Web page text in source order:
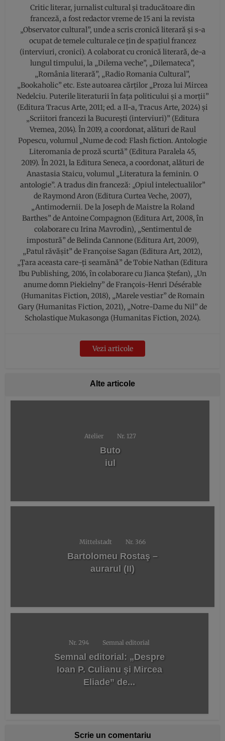
Critic literar, jurnalist cultural și traducătoare din
franceză, a fost redactor vreme de 15 ani la revista
„Observator cultural”, unde a scris cronică literară și s-a
ocupat de temele culturale ce țin de spațiul francez
(interviuri, cronici). A colaborat cu cronică literară, de-a
lungul timpului, la „Dilema veche”, „Dilemateca”,
„România literară”, „Radio Romania Cultural”,
„Bookaholic” etc. Este autoarea cărților „Proza lui Mircea
Nedelciu. Puterile literaturii în fața politicului și a morții”
(Editura Tracus Arte, 2011; ed. a II-a, Tracus Arte, 2024) şi
„Scriitori francezi la Bucureşti (interviuri)” (Editura
Vremea, 2014). În 2019, a coordonat, alături de Raul
Popescu, volumul „Nume de cod: Flash fiction. Antologie
Literomania de proză scurtă” (Editura Paralela 45,
2019). În 2021, la Editura Seneca, a coordonat, alături de
Anastasia Staicu, volumul „Literatura la feminin. O
antologie”. A tradus din franceză: „Opiul intelectualilor”
de Raymond Aron (Editura Curtea Veche, 2007),
„Antimodernii. De la Joseph de Maistre la Roland
Barthes” de Antoine Compagnon (Editura Art, 2008, în
colaborare cu Irina Mavrodin), „Sentimentul de
impostură” de Belinda Cannone (Editura Art, 2009),
„Patul răvăşit” de Françoise Sagan (Editura Art, 2012),
„Ţara aceasta care-ţi seamănă” de Tobie Nathan (Editura
Ibu Publishing, 2016, în colaborare cu Jianca Ştefan), „Un
anume domn Piekielny” de François-Henri Désérable
(Humanitas Fiction, 2018), „Marele vestiar” de Romain
Gary (Humanitas Fiction, 2021), „Notre-Dame du Nil” de
Scholastique Mukasonga (Humanitas Fiction, 2024).
Vezi articole
Alte articole
Atelier Nr. 127
Buto
iul
Mittelstadt Nr. 366
Bartolomeu Rostaş –
aurarul (II)
Nr. 294 Semnal editorial
Semnal editorial: „Despre
Ioan P. Culianu şi Mircea
Eliade” de...
Scrie un comentariu